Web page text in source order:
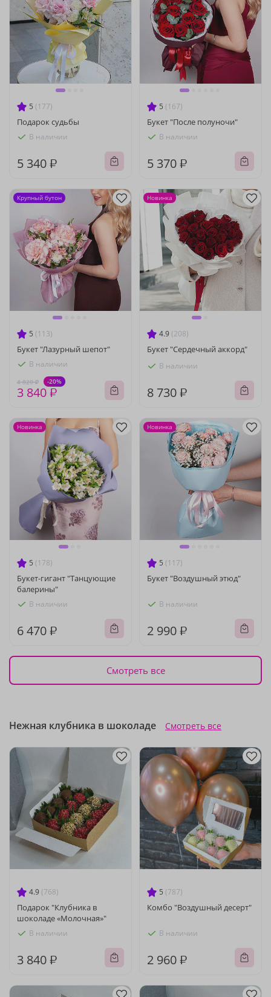
5 (177)
Подарок судьбы
В наличии
5 340 ₽
5 (167)
Букет "После полуночи"
В наличии
5 370 ₽
5 (113)
Букет "Лазурный шепот"
В наличии
4 820 ₽ -20%
3 840 ₽
Крупный бутон
4.9 (208)
Букет "Сердечный аккорд"
В наличии
8 730 ₽
Новинка
5 (178)
Букет-гигант "Танцующие
балерины"
В наличии
6 470 ₽
Новинка
5 (117)
Букет "Воздушный этюд"
В наличии
2 990 ₽
Новинка
Смотреть все
Нежная клубника в шоколаде Смотреть все
4.9 (768)
Подарок "Клубника в
шоколаде «Молочная»"
В наличии
3 840 ₽
5 (787)
Комбо "Воздушный десерт"
В наличии
2 960 ₽